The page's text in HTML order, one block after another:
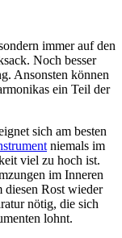
immer auf den
Noch besser
Ansonsten können
ein Teil der
sich am besten
niemals im
viel zu hoch ist.
im Inneren
diesen Rost wieder
nötig, die sich
lohnt.